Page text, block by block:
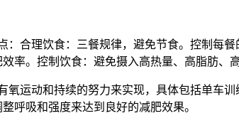
：合理饮食：三餐规律，避免节食。控制每
率。控制饮食：避免摄入高热量、高脂肪、
氧运动和持续的努力来实现，具体包括单车
呼吸和强度来达到良好的减肥效果。